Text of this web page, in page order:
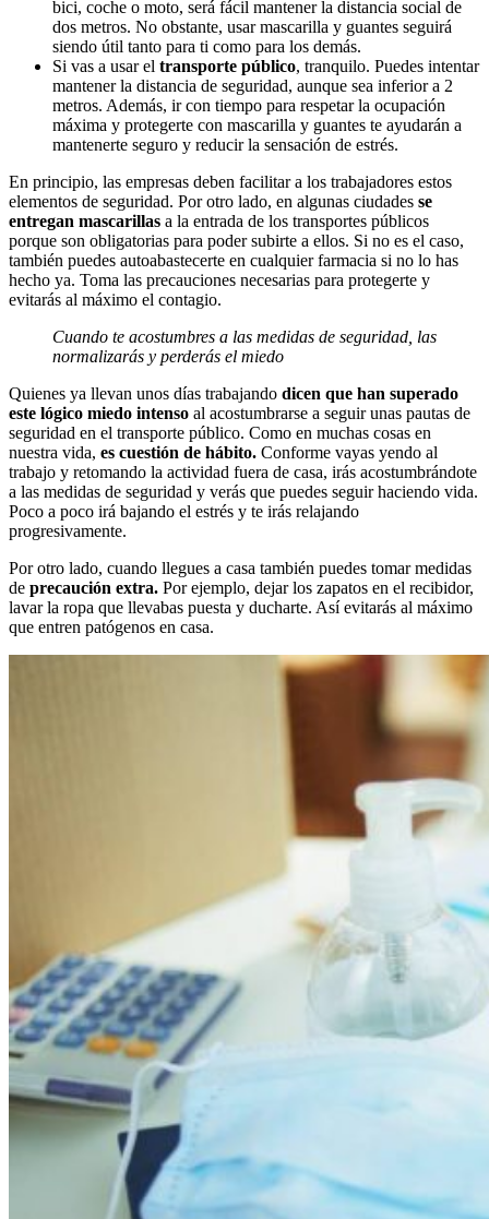
bici, coche o moto, será fácil mantener la distancia social de
dos metros. No obstante, usar mascarilla y guantes seguirá
siendo útil tanto para ti como para los demás.
Si vas a usar el transporte público, tranquilo. Puedes intentar
mantener la distancia de seguridad, aunque sea inferior a 2
metros. Además, ir con tiempo para respetar la ocupación
máxima y protegerte con mascarilla y guantes te ayudarán a
mantenerte seguro y reducir la sensación de estrés.
En principio, las empresas deben facilitar a los trabajadores estos
elementos de seguridad. Por otro lado, en algunas ciudades se
entregan mascarillas a la entrada de los transportes públicos
porque son obligatorias para poder subirte a ellos. Si no es el caso,
también puedes autoabastecerte en cualquier farmacia si no lo has
hecho ya. Toma las precauciones necesarias para protegerte y
evitarás al máximo el contagio.
Cuando te acostumbres a las medidas de seguridad, las
normalizarás y perderás el miedo
Quienes ya llevan unos días trabajando dicen que han superado
este lógico miedo intenso al acostumbrarse a seguir unas pautas de
seguridad en el transporte público. Como en muchas cosas en
nuestra vida, es cuestión de hábito. Conforme vayas yendo al
trabajo y retomando la actividad fuera de casa, irás acostumbrándote
a las medidas de seguridad y verás que puedes seguir haciendo vida.
Poco a poco irá bajando el estrés y te irás relajando
progresivamente.
Por otro lado, cuando llegues a casa también puedes tomar medidas
de precaución extra. Por ejemplo, dejar los zapatos en el recibidor,
lavar la ropa que llevabas puesta y ducharte. Así evitarás al máximo
que entren patógenos en casa.